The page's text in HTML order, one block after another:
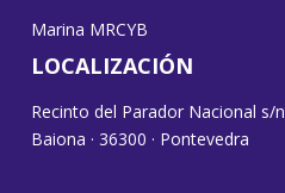
Marina MRCYB
LOCALIZACIÓN
Recinto del Parador Nacional s/n
Baiona · 36300 · Pontevedra